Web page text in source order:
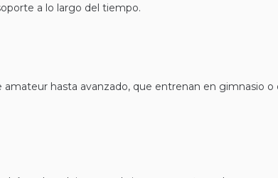
a lo largo del tiempo.
hasta avanzado, que entrenan en gimnasio